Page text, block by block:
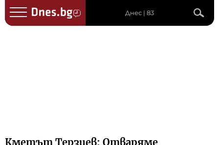
Днес | 83
Кметът Терзиев: Отваряме